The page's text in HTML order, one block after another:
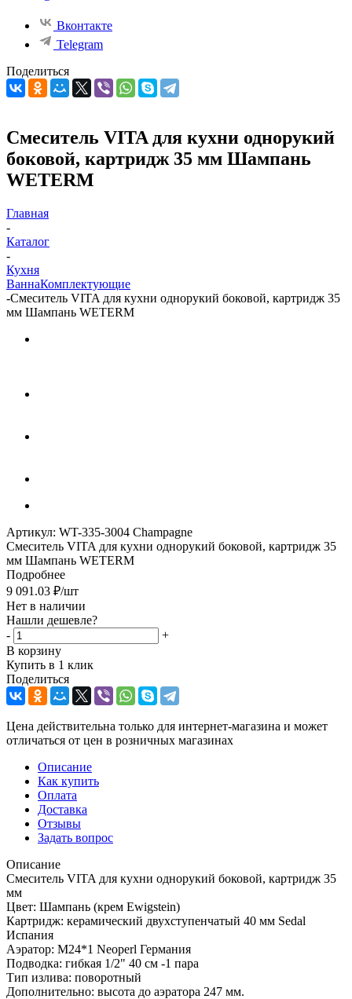
Вконтакте
Telegram
Поделиться
Смеситель VITA для кухни однорукий
боковой, картридж 35 мм Шампань
WETERM
Главная
-
Каталог
-
Кухня
ВаннаКомплектующие
-Смеситель VITA для кухни однорукий боковой, картридж 35
мм Шампань WETERM
Артикул: WT-335-3004 Champagne
Смеситель VITA для кухни однорукий боковой, картридж 35
мм Шампань WETERM
Подробнее
9 091.03 ₽/шт
Нет в наличии
Нашли дешевле?
-
+
В корзину
Купить в 1 клик
Поделиться
Цена действительна только для интернет-магазина и может
отличаться от цен в розничных магазинах
Описание
Как купить
Оплата
Доставка
Отзывы
Задать вопрос
Описание
Смеситель VITA для кухни однорукий боковой, картридж 35
мм
Цвет: Шампань (крем Ewigstein)
Картридж: керамический двухступенчатый 40 мм Sedal
Испания
Аэратор: M24*1 Neoperl Германия
Подводка: гибкая 1/2" 40 см -1 пара
Тип излива: поворотный
Дополнительно: высота до аэратора 247 мм.